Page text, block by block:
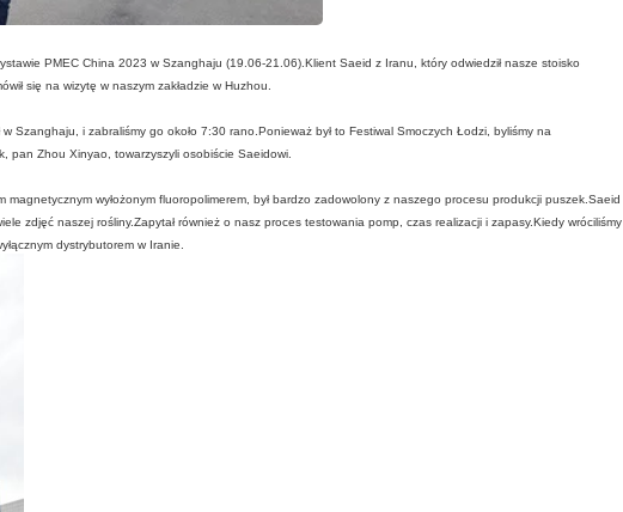
PMEC China 2023 w Szanghaju (19.06-21.06).Klient Saeid z Iranu, który odwiedził nasze stoisko
się na wizytę w naszym zakładzie w Huzhou.
Szanghaju, i zabraliśmy go około 7:30 rano.Ponieważ był to Festiwal Smoczych Łodzi, byliśmy na
pan Zhou Xinyao, towarzyszyli osobiście Saeidowi.
wyłożonym fluoropolimerem, był bardzo zadowolony z naszego procesu produkcji puszek.Saeid
zdjęć naszej rośliny.Zapytał również o nasz proces testowania pomp, czas realizacji i zapasy.Kiedy wróciliśmy
dystrybutorem w Iranie.